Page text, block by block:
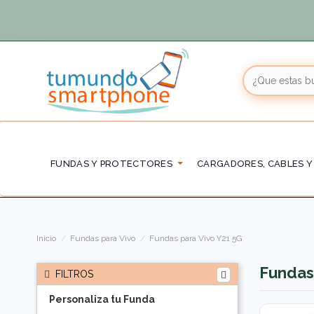
FUNDAS Y PROTECTORES CARGADORES, CABLES
Inicio Fundas para Vivo Fundas para Vivo Y21 5G
FILTROS
Personaliza tu Funda